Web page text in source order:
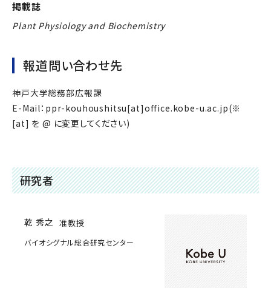
掲載誌
Plant Physiology and Biochemistry
報道問い合わせ先
神戸大学総務部広報課
E-Mail：ppr-kouhoushitsu[at]office.kobe-u.ac.jp(※
[at] を @ に変更してください)
研究者
乾 秀之 准教授
バイオシグナル総合研究センター